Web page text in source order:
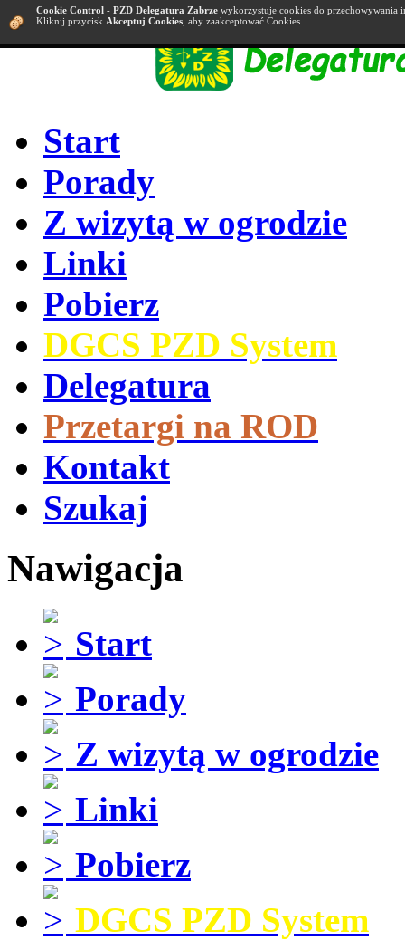
Start
Porady
Z wizytą w ogrodzie
Linki
Pobierz
DGCS PZD System
Delegatura
Przetargi na ROD
Kontakt
Szukaj
Nawigacja
Start
Porady
Z wizytą w ogrodzie
Linki
Pobierz
DGCS PZD System
Cookie Control - PZD Delegatura Zabrze wykorzystuje cookies do przechowywania
Kliknij przycisk Akceptuj Cookies , aby zaakceptować Cookies.